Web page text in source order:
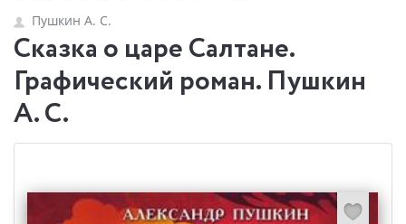
Пушкин А. С.
Сказка о царе Салтане.
Графический роман. Пушкин
А. С.